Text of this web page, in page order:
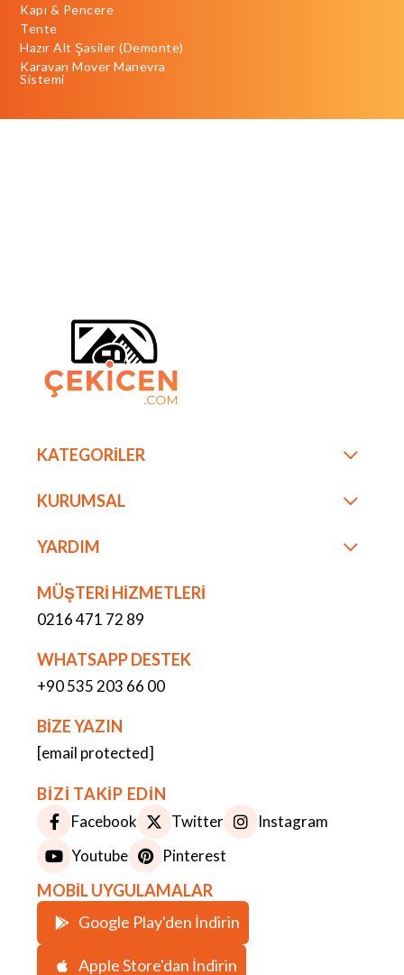
Kapı & Pencere
Tente
Hazır Alt Şasiler (Demonte)
Karavan Mover Manevra
Sistemi
KATEGORİLER
KURUMSAL
YARDIM
MÜŞTERİ HİZMETLERİ
0216 471 72 89
WHATSAPP DESTEK
+90 535 203 66 00
BİZE YAZIN
[email protected]
BİZİ TAKİP EDİN
Facebook Twitter
Instagram
Youtube
Pinterest
MOBİL UYGULAMALAR
Google Play'den İndirin
Apple Store'dan İndirin